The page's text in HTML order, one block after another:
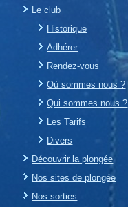
Le club
Historique
Adhérer
Rendez-vous
Où sommes nous ?
Qui sommes nous ?
Les Tarifs
Divers
Découvrir la plongée
Nos sites de plongée
Nos sorties